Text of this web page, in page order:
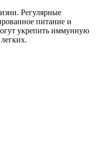
Регулярные
питание и
укрепить иммунную